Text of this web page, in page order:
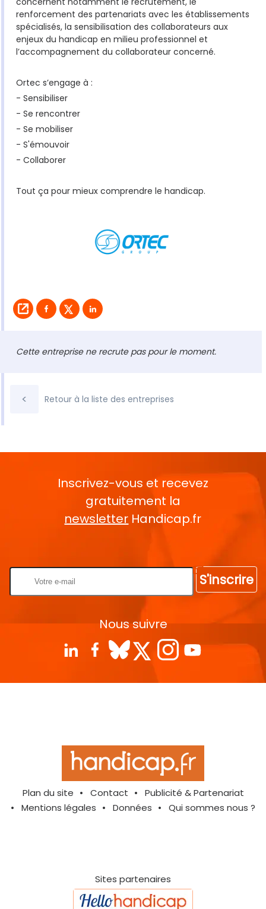
renforcement des partenariats avec les établissements
spécialisés, la sensibilisation des collaborateurs aux
enjeux du handicap en milieu professionnel et
l’accompagnement du collaborateur concerné.
Ortec s’engage à :
- Sensibiliser
- Se rencontrer
- Se mobiliser
- S'émouvoir
- Collaborer
Tout ça pour mieux comprendre le handicap.
Cette entreprise ne recrute pas pour le moment.
< Retour à la liste des entreprises
Inscrivez-vous et recevez
gratuitement la
newsletter Handicap.fr
S'inscrire
Nous suivre
Plan du site Contact
Publicité & Partenariat
Mentions légales
Données Qui sommes nous ?
Sites partenaires